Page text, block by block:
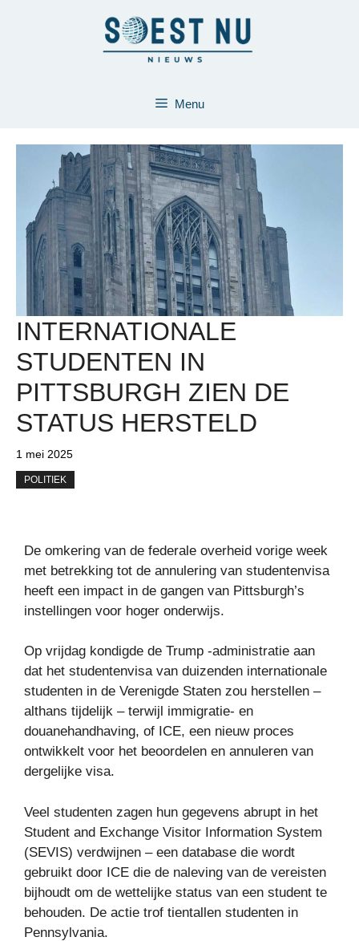
Menu
INTERNATIONALE
STUDENTEN IN
PITTSBURGH ZIEN DE
STATUS HERSTELD
1 mei 2025
POLITIEK
De omkering van de federale overheid vorige week
met betrekking tot de annulering van studentenvisa
heeft een impact in de gangen van Pittsburgh’s
instellingen voor hoger onderwijs.
Op vrijdag kondigde de Trump -administratie aan
dat het studentenvisa van duizenden internationale
studenten in de Verenigde Staten zou herstellen –
althans tijdelijk – terwijl immigratie- en
douanehandhaving, of ICE, een nieuw proces
ontwikkelt voor het beoordelen en annuleren van
dergelijke visa.
Veel studenten zagen hun gegevens abrupt in het
Student and Exchange Visitor Information System
(SEVIS) verdwijnen – een database die wordt
gebruikt door ICE die de naleving van de vereisten
bijhoudt om de wettelijke status van een student te
behouden. De actie trof tientallen studenten in
Pennsylvania.